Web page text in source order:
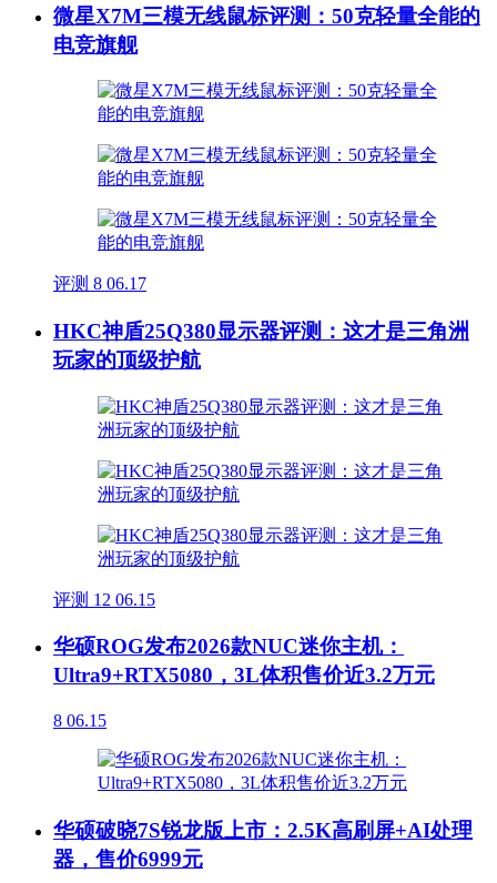
微星X7M三模无线鼠标评测：50克轻量全能的
电竞旗舰
评测 8 06.17
HKC神盾25Q380显示器评测：这才是三角洲
玩家的顶级护航
评测 12 06.15
华硕ROG发布2026款NUC迷你主机：
Ultra9+RTX5080，3L体积售价近3.2万元
8 06.15
华硕破晓7S锐龙版上市：2.5K高刷屏+AI处理
器，售价6999元